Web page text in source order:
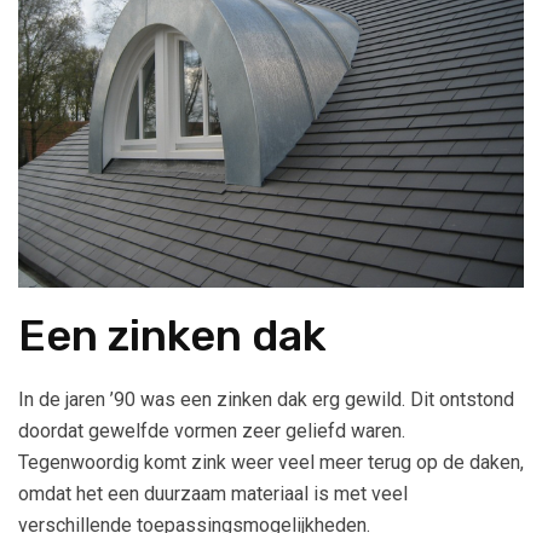
Een zinken dak
In de jaren ’90 was een zinken dak erg gewild. Dit ontstond
doordat gewelfde vormen zeer geliefd waren.
Tegenwoordig komt zink weer veel meer terug op de daken,
omdat het een duurzaam materiaal is met veel
verschillende toepassingsmogelijkheden.